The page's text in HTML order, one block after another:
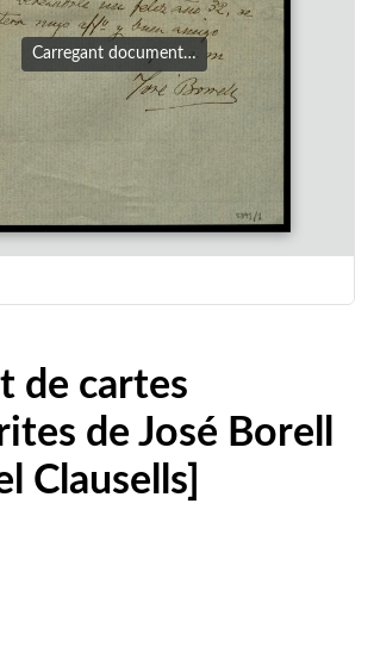
Carregant document…
de cartes
de José Borell
Clausells]